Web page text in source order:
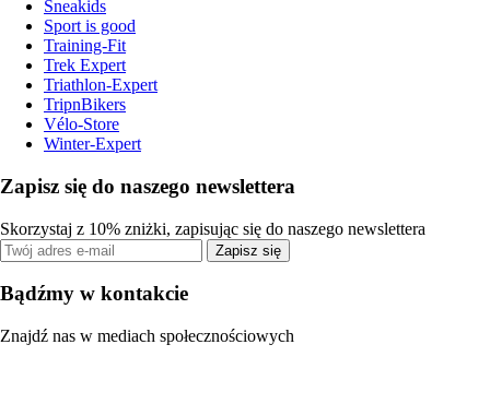
Sneakids
Sport is good
Training-Fit
Trek Expert
Triathlon-Expert
TripnBikers
Vélo-Store
Winter-Expert
Zapisz się do naszego newslettera
Skorzystaj z 10% zniżki, zapisując się do naszego newslettera
Zapisz się
Bądźmy w kontakcie
Znajdź nas w mediach społecznościowych